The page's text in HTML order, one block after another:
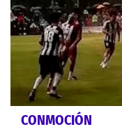
CONMOCIÓN